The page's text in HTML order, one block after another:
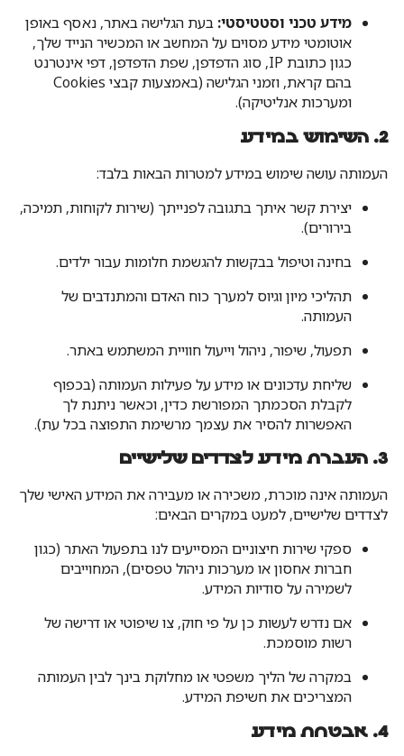
מידע טכני וסטטיסטי: בעת הגלישה באתר, נאסף באופן
אוטומטי מידע מסוים על המחשב או המכשיר הנייד שלך,
כגון כתובת IP, סוג הדפדפן, שפת הדפדפן, דפי אינטרנט
בהם קראת, וזמני הגלישה (באמצעות קבצי Cookies
ומערכות אנליטיקה).
2. השימוש במידע
העמותה עושה שימוש במידע למטרות הבאות בלבד:
יצירת קשר איתך בתגובה לפנייתך (שירות לקוחות, תמיכה,
בירורים).
בחינה וטיפול בבקשות להגשמת חלומות עבור ילדים.
תהליכי מיון וגיוס למערך כוח האדם והמתנדבים של
העמותה.
תפעול, שיפור, ניהול וייעול חוויית המשתמש באתר.
שליחת עדכונים או מידע על פעילות העמותה (בכפוף
לקבלת הסכמתך המפורשת כדין, וכאשר ניתנת לך
האפשרות להסיר את עצמך מרשימת התפוצה בכל עת).
3. העברת מידע לצדדים שלישיים
העמותה אינה מוכרת, משכירה או מעבירה את המידע האישי שלך
לצדדים שלישיים, למעט במקרים הבאים:
ספקי שירות חיצוניים המסייעים לנו בתפעול האתר (כגון
חברות אחסון או מערכות ניהול טפסים), המחוייבים
לשמירה על סודיות המידע.
אם נדרש לעשות כן על פי חוק, צו שיפוטי או דרישה של
רשות מוסמכת.
במקרה של הליך משפטי או מחלוקת בינך לבין העמותה
המצריכים את חשיפת המידע.
4. אבטחת מידע